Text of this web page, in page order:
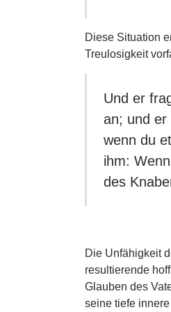
Diese Situation
Treulosigkeit
Und er
an; und er
wenn du
ihm:
des
Die Unfähigkeit
resultierende
Glauben des
seine tiefe